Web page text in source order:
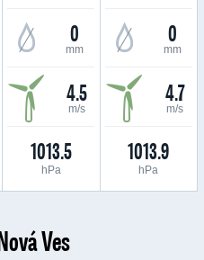
0
mm
4.5
m/s
1013.5
hPa
0
mm
4.7
m/s
1013.9
hPa
Ves